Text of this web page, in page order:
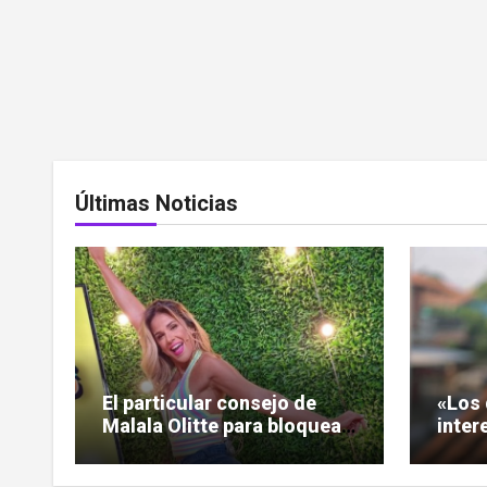
Últimas Noticias
El particular consejo de
Malala Olitte para bloquear
la mala vibra
«Los